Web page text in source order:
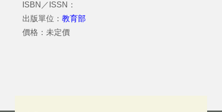
ISBN／ISSN：
出版單位： 教育部
價格：未定價